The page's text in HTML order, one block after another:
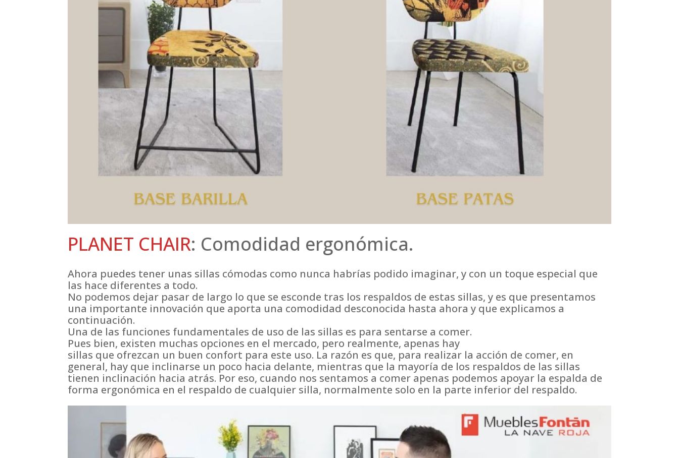
PLANET CHAIR: Comodidad ergonómica.
Ahora puedes tener unas sillas cómodas como nunca habrías podido imaginar, y con un toque especial que
las hace diferentes a todo.
No podemos dejar pasar de largo lo que se esconde tras los respaldos de estas sillas, y es que presentamos
una importante innovación que aporta una comodidad desconocida hasta ahora y que explicamos a
continuación.
Una de las funciones fundamentales de uso de las sillas es para sentarse a comer.
Pues bien, existen muchas opciones en el mercado, pero realmente, apenas hay
sillas que ofrezcan un buen confort para este uso. La razón es que, para realizar la acción de comer, en
general, hay que inclinarse un poco hacia delante, mientras que la mayoría de los respaldos de las sillas
tienen inclinación hacia atrás. Por eso, cuando nos sentamos a comer apenas podemos apoyar la espalda de
forma ergonómica en el respaldo de cualquier silla, normalmente solo en la parte inferior del respaldo.